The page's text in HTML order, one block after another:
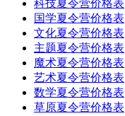
科技夏令营价格表
国学夏令营价格表
文化夏令营价格表
主题夏令营价格表
魔术夏令营价格表
艺术夏令营价格表
数学夏令营价格表
草原夏令营价格表